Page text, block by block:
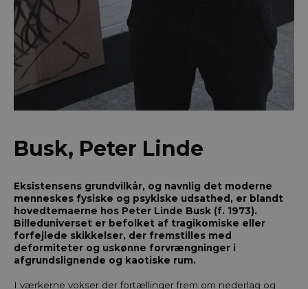
Busk, Peter Linde
Eksistensens grundvilkår, og navnlig det moderne
menneskes fysiske og psykiske udsathed, er blandt
hovedtemaerne hos Peter Linde Busk (f. 1973).
Billeduniverset er befolket af tragikomiske eller
forfejlede skikkelser, der fremstilles med
deformiteter og uskønne forvrængninger i
afgrundslignende og kaotiske rum.
I værkerne vokser der fortællinger frem om nederlag og